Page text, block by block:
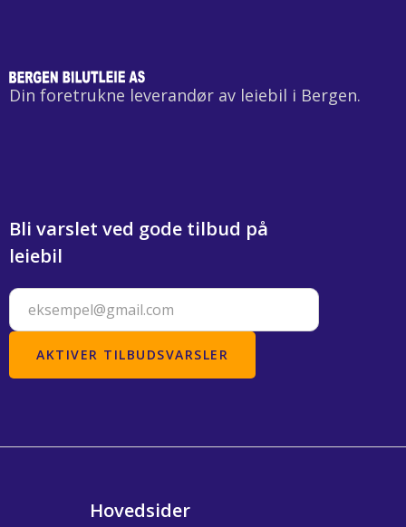
Din foretrukne leverandør av leiebil i Bergen.
Bli varslet ved gode tilbud på
leiebil
Hovedsider